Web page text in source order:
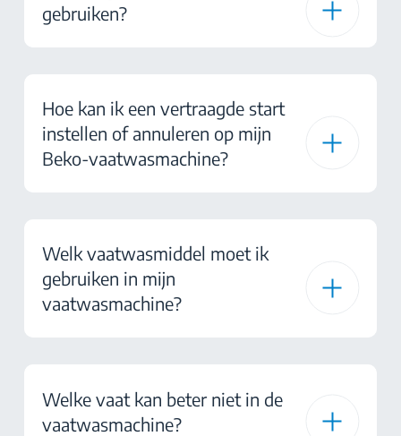
gebruiken?
Hoe kan ik een vertraagde start
instellen of annuleren op mijn
Beko-vaatwasmachine?
Welk vaatwasmiddel moet ik
gebruiken in mijn
vaatwasmachine?
Welke vaat kan beter niet in de
vaatwasmachine?